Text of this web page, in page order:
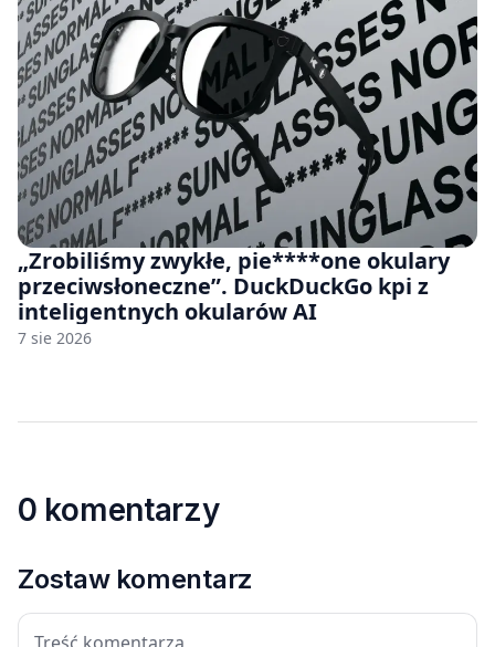
„Zrobiliśmy zwykłe, pie****one okulary
przeciwsłoneczne”. DuckDuckGo kpi z
inteligentnych okularów AI
7 sie 2026
0 komentarzy
Zostaw komentarz